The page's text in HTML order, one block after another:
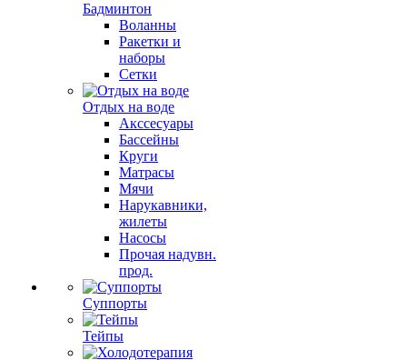
Бадминтон
Воланны
Ракетки и
наборы
Сетки
Отдых на воде
Акссесуары
Бассейны
Круги
Матрасы
Мячи
Нарукавники,
жилеты
Насосы
Прочая надувн.
прод.
Суппорты
Тейпы